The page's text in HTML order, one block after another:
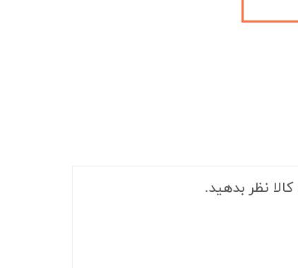
نظر بدهید.